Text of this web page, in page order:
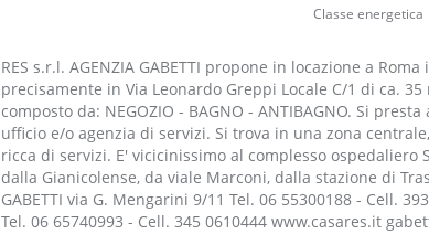
Classe energetica
RES s.r.l. AGENZIA GABETTI propone in locazione a
precisamente in Via Leonardo Greppi Locale C/1 di ca.
composto da: NEGOZIO - BAGNO - ANTIBAGNO. Si
ufficio e/o agenzia di servizi. Si trova in una zona
ricca di servizi. E' vicicinissimo al complesso
dalla Gianicolense, da viale Marconi, dalla stazione di
GABETTI via G. Mengarini 9/11 Tel. 06 55300188 - Cell.
Tel. 06 65740993 - Cell. 345 0610444 www.casares.it